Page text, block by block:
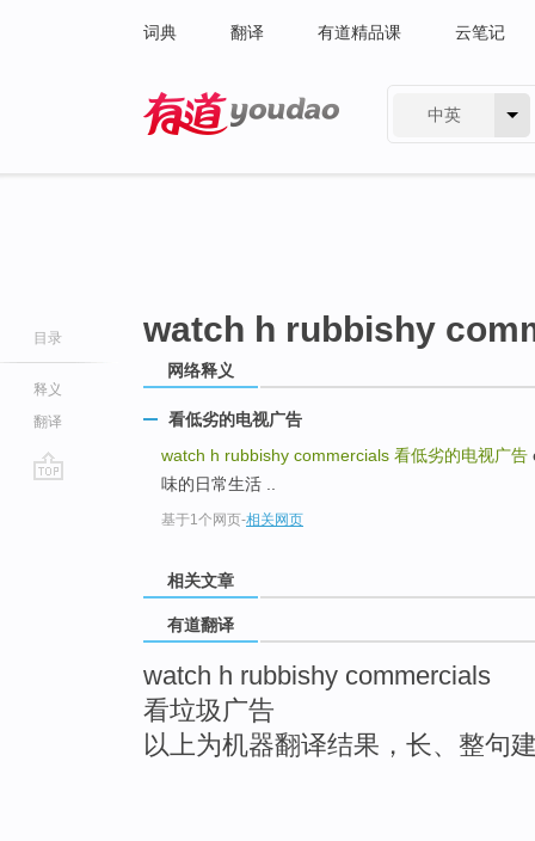
词典 翻译 有道精品课 云笔记
中英
目录
释义
翻译
watch h rubbishy
网络释义
看低劣的电视广告
watch h rubbishy commercials 看低劣的电视广告
味的日常生活 ..
基于1个网页-相关网页
相关文章
有道翻译
watch h rubbishy commercials
看垃圾广告
以上为机器翻译结果，长、整句